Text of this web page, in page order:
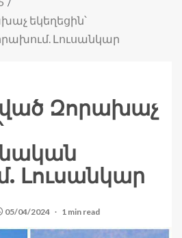
եկեղեցին՝
Լուսանկար
Զորախաչ
Լուսանկար
05/04/2024 1 min read